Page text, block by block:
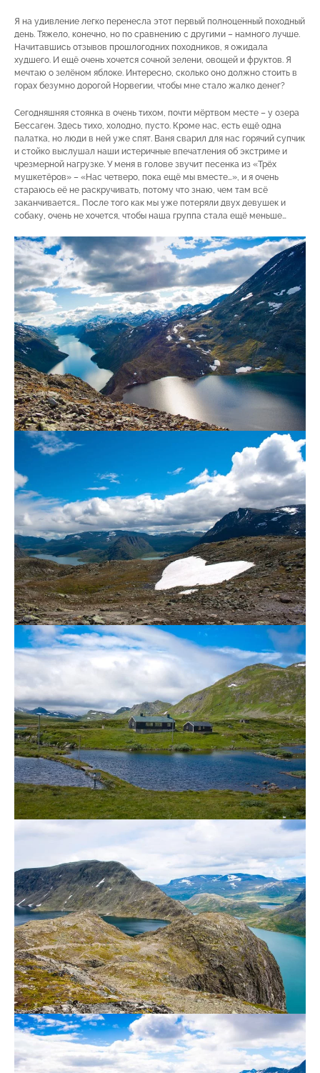
Я на удивление легко перенесла этот первый полноценный походный
день. Тяжело, конечно, но по сравнению с другими – намного лучше.
Начитавшись отзывов прошлогодних походников, я ожидала
худшего. И ещё очень хочется сочной зелени, овощей и фруктов. Я
мечтаю о зелёном яблоке. Интересно, сколько оно должно стоить в
горах безумно дорогой Норвегии, чтобы мне стало жалко денег?
Сегодняшняя стоянка в очень тихом, почти мёртвом месте – у озера
Бессаген. Здесь тихо, холодно, пусто. Кроме нас, есть ещё одна
палатка, но люди в ней уже спят. Ваня сварил для нас горячий супчик
и стойко выслушал наши истеричные впечатления об экстриме и
чрезмерной нагрузке. У меня в голове звучит песенка из «Трёх
мушкетёров» – «Нас четверо, пока ещё мы вместе…», и я очень
стараюсь её не раскручивать, потому что знаю, чем там всё
заканчивается… После того как мы уже потеряли двух девушек и
собаку, очень не хочется, чтобы наша группа стала ещё меньше…